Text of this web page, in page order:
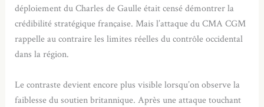
déploiement du Charles de Gaulle était censé démontrer la
crédibilité stratégique française. Mais l’attaque du CMA CGM
rappelle au contraire les limites réelles du contrôle occidental
dans la région.
Le contraste devient encore plus visible lorsqu’on observe la
faiblesse du soutien britannique. Après une attaque touchant